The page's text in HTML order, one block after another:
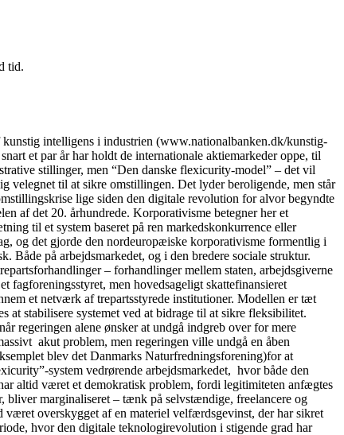
tid.
intelligens i industrien (www.nationalbanken.dk/kunstig-
et par år har holdt de internationale aktiemarkeder oppe, til
stillinger, men “Den danske flexicurity-model” – det vil
velegnet til at sikre omstillingen. Det lyder beroligende, men står
lige siden den digitale revolution for alvor begyndte
af det 20. århundrede. Korporativisme betegner her et
til et system baseret på ren markedskonkurrence eller
og det gjorde den nordeuropæiske korporativisme formentlig i
Både på arbejdsmarkedet, og i den bredere sociale struktur.
– forhandlinger mellem staten, arbejdsgiverne
fagforeningsstyret, men hovedsageligt skattefinansieret
et netværk af trepartsstyrede institutioner. Modellen er tæt
stabilisere systemet ved at bidrage til at sikre fleksibilitet.
regeringen alene ønsker at undgå indgreb over for mere
akut problem, men regeringen ville undgå en åben
blev det Danmarks Naturfredningsforening)for at
system vedrørende arbejdsmarkedet, hvor både den
altid været et demokratisk problem, fordi legitimiteten anfægtes
bliver marginaliseret – tænk på selvstændige, freelancere og
overskygget af en materiel velfærdsgevinst, der har sikret
hvor den digitale teknologirevolution i stigende grad har